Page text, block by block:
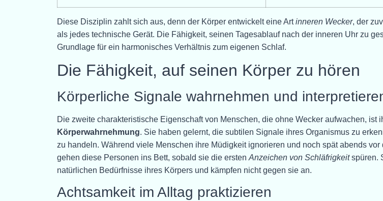
Diese Disziplin zahlt sich aus, denn der Körper entwickelt eine Artinneren Wecker, der
als jedes technische Gerät. Die Fähigkeit, seinen Tagesablauf nach der inneren Uhr zu
Grundlage für ein harmonisches Verhältnis zum eigenen Schlaf.
Die Fähigkeit, auf seinen Körper zu hören
Körperliche Signale wahrnehmen und
Die zweite charakteristische Eigenschaft von Menschen, die ohne Wecker aufwachen, ist
Körperwahrnehmung. Sie haben gelernt, die subtilen Signale ihres Organismus zu
zu handeln. Während viele Menschen ihre Müdigkeit ignorieren und noch spät abends vor
gehen diese Personen ins Bett, sobald sie die ersten Anzeichen von Schläfrigkeitspüren.
natürlichen Bedürfnisse ihres Körpers und kämpfen nicht gegen sie an.
Achtsamkeit im Alltag praktizieren